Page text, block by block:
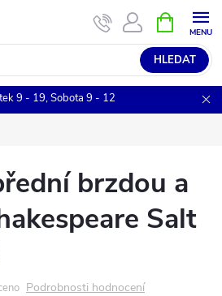
HLEDAT
NÁKUPNÍ
KOŠÍK
9 - 19, Sobota 9 - 12
brzdou a
Salt
Podrobnosti hodnocení